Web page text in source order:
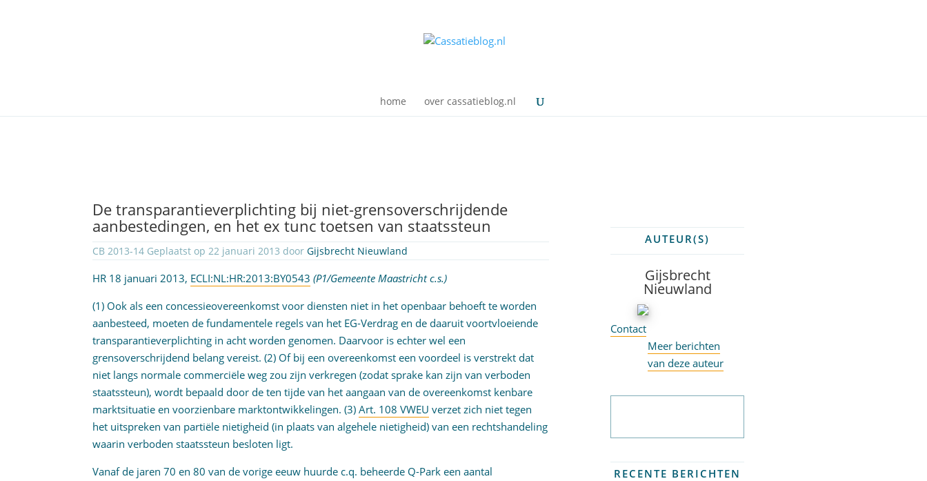
home over cassatieblog.nl
De transparantieverplichting bij niet-grensoverschrijdende
aanbestedingen, en het ex tunc toetsen van staatssteun
CB 2013-14 Geplaatst op 22 januari 2013 doorGijsbrecht Nieuwland
HR 18 januari 2013, ECLI:NL:HR:2013:BY0543 (P1/Gemeente Maastricht c.s.)
(1) Ook als een concessieovereenkomst voor diensten niet in het openbaar behoeft te worden
aanbesteed, moeten de fundamentele regels van het EG-Verdrag en de daaruit voortvloeiende
transparantieverplichting in acht worden genomen. Daarvoor is echter wel een
grensoverschrijdend belang vereist. (2) Of bij een overeenkomst een voordeel is verstrekt dat
niet langs normale commerciële weg zou zijn verkregen (zodat sprake kan zijn van verboden
staatssteun), wordt bepaald door de ten tijde van het aangaan van de overeenkomst kenbare
marktsituatie en voorzienbare marktontwikkelingen. (3)Art. 108 VWEU verzet zich niet tegen
het uitspreken van partiële nietigheid (in plaats van algehele nietigheid) van een rechtshandeling
waarin verboden staatssteun besloten ligt.
Vanaf de jaren 70 en 80 van de vorige eeuw huurde c.q. beheerde Q-Park een aantal
AUTEUR(S)
Gijsbrecht
Nieuwland
Contact
Meer berichten
van deze auteur
RECENTE BERICHTEN